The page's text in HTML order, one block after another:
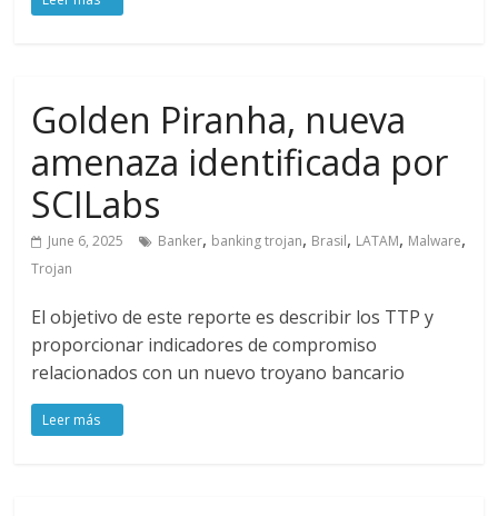
Golden Piranha, nueva
amenaza identificada por
SCILabs
June 6, 2025 Banker, banking trojan, Brasil, LATAM, Malware,
Trojan
El objetivo de este reporte es describir los TTP y
proporcionar indicadores de compromiso
relacionados con un nuevo troyano bancario